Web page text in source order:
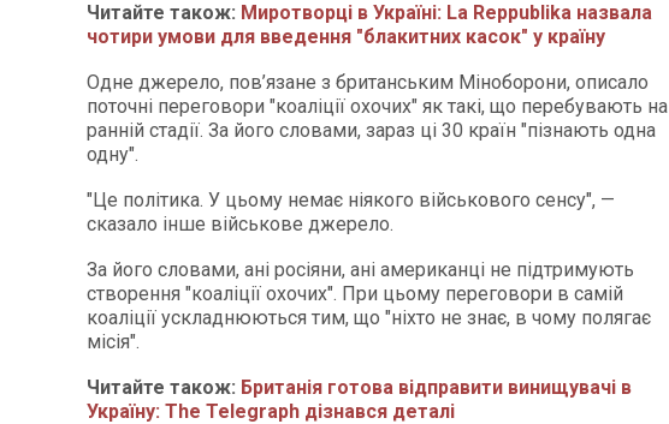
Читайте також: Миротворці в Україні: La Reppublika назвала
чотири умови для введення "блакитних касок" у країну
Одне джерело, пов’язане з британським Міноборони, описало
поточні переговори "коаліції охочих" як такі, що перебувають на
ранній стадії. За його словами, зараз ці 30 країн "пізнають одна
одну".
"Це політика. У цьому немає ніякого військового сенсу", —
сказало інше військове джерело.
За його словами, ані росіяни, ані американці не підтримують
створення "коаліції охочих". При цьому переговори в самій
коаліції ускладнюються тим, що "ніхто не знає, в чому полягає
місія".
Читайте також: Британія готова відправити винищувачі в
Україну: The Telegraph дізнався деталі